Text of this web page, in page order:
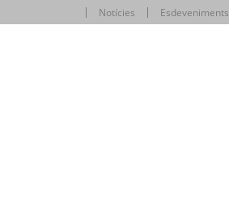
Notícies Esdeveniments